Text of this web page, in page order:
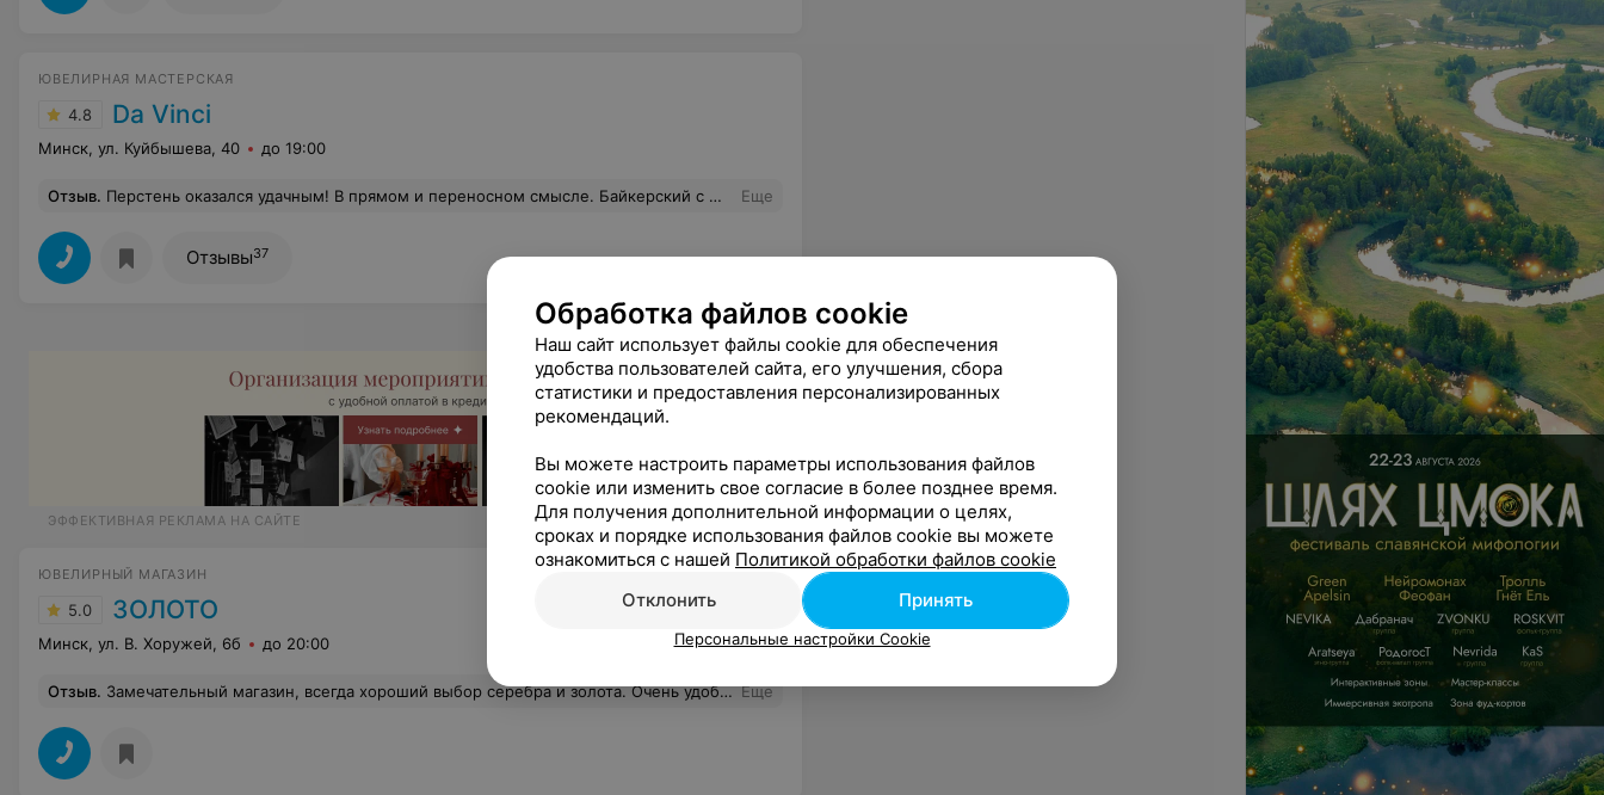
ЮВЕЛИРНАЯ МАСТЕРСКАЯ
4.8 Da Vinci
Минск, ул. Куйбышева, 40 до 19:00
Отзыв. Перстень оказался удачным! В прямом и переносном смысле. Байкерский с шиной и ни одного прокола! Мастера дают и качество, и положительный символизм, доброжелательную ауру в жизнь)) Еще
Отзывы37
ЭФФЕКТИВНАЯ РЕКЛАМА НА САЙТЕ
ЮВЕЛИРНЫЙ МАГАЗИН
5.0 ЗОЛОТО
Минск, ул. В. Хоружей, 6б до 20:00
Отзыв. Замечательный магазин, всегда хороший выбор серебра и золота. Очень удобный сайт, на котором всегда можно заранее забронировать изделия. Еще
Обработка файлов cookie
Наш сайт использует файлы cookie для обеспечения
удобства пользователей сайта, его улучшения, сбора
статистики и предоставления персонализированных
рекомендаций.
Вы можете настроить параметры использования файлов
cookie или изменить свое согласие в более позднее время.
Для получения дополнительной информации о целях,
сроках и порядке использования файлов cookie вы можете
ознакомиться с нашей Политикой обработки файлов cookie
Отклонить
Принять
Персональные настройки Cookie